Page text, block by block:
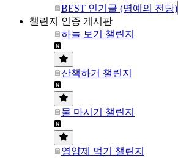
BEST 인기글 (명예의 전당)
챌린지 인증 게시판
하늘 보기 챌린지
산책하기 챌린지
물 마시기 챌린지
영양제 먹기 챌린지